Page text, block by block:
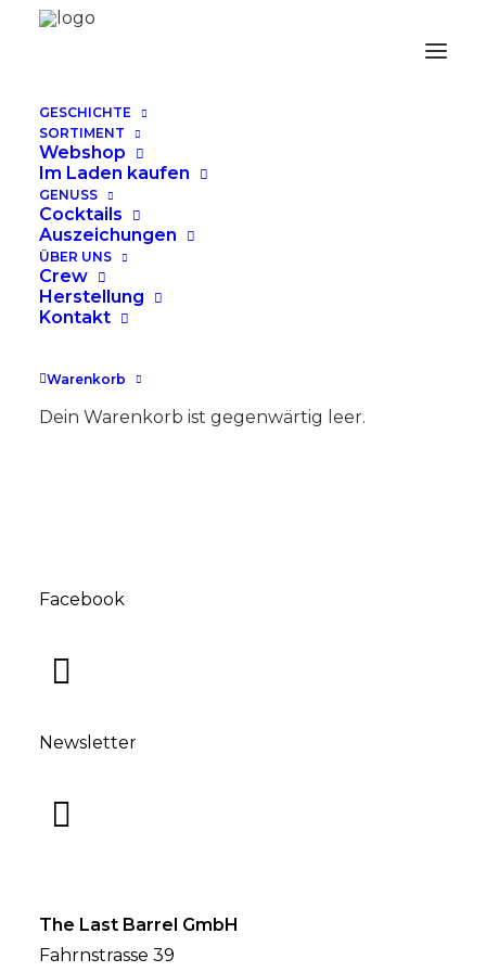
GESCHICHTE
SORTIMENT
Webshop
Im Laden kaufen
GENUSS
Cocktails
Auszeichungen
ÜBER UNS
Crew
Herstellung
Kontakt
Warenkorb
Dein Warenkorb ist gegenwärtig leer.
20170911_LAST_BARREL_SHOOTING_0910_web
Facebook
Newsletter
The Last Barrel GmbH
Fahrnstrasse 39